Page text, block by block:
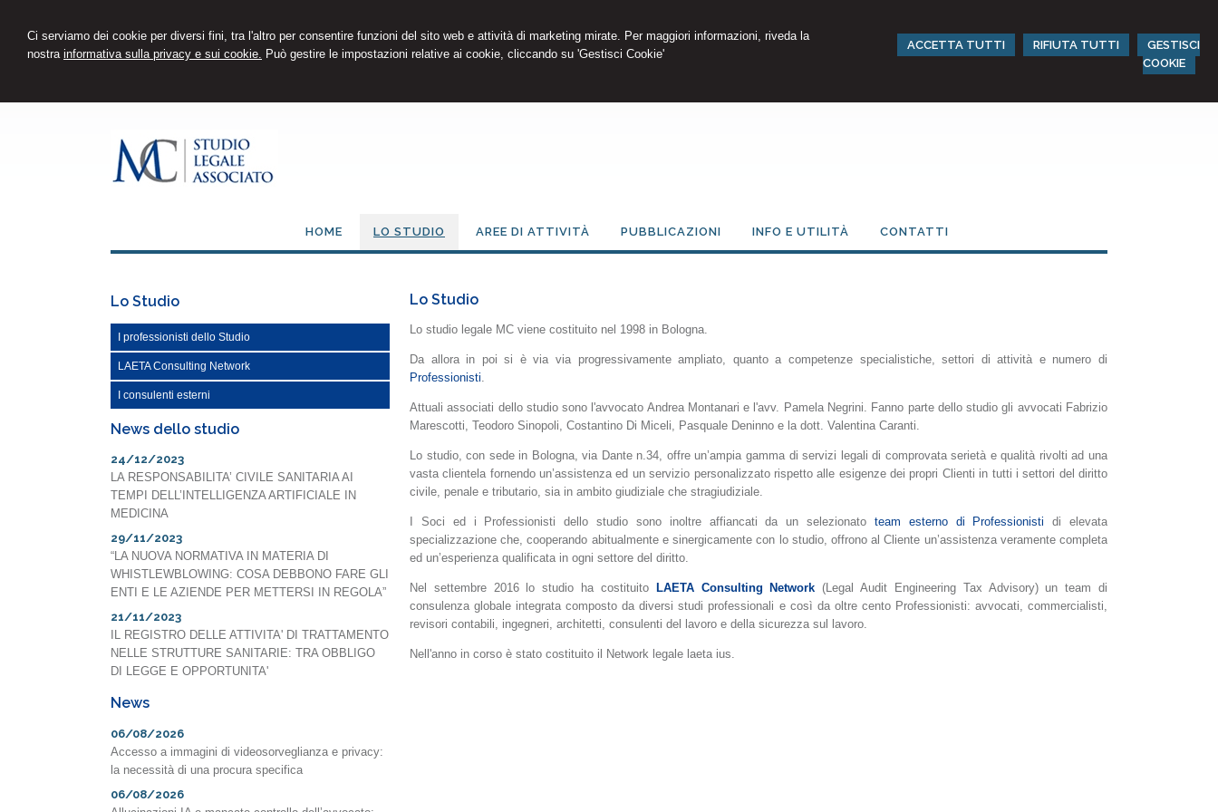
Ci serviamo dei cookie per diversi fini, tra l'altro per consentire funzioni del sito web e attività di marketing mirate. Per maggiori informazioni, riveda la
nostra informativa sulla privacy e sui cookie. Può gestire le impostazioni relative ai cookie, cliccando su 'Gestisci Cookie'
ACCETTA TUTTI RIFIUTA TUTTI
GESTISCI
COOKIE
HOME LO STUDIO AREE DI ATTIVITÀ PUBBLICAZIONI INFO E UTILITÀ CONTATTI
Lo Studio
Lo studio legale MC viene costituito nel 1998 in Bologna.
Da allora in poi si è via via progressivamente ampliato, quanto a competenze specialistiche, settori di attività e numero di
Professionisti
Attuali associati dello studio sono l'avvocato Andrea Montanari e l'avv. Pamela Negrini. Fanno parte dello studio gli avvocati Fabrizio
Marescotti, Teodoro Sinopoli, Costantino Di Miceli, Pasquale Deninno e la dott. Valentina Caranti.
Lo studio, con sede in Bologna, via Dante n.34, offre un’ampia gamma di servizi legali di comprovata serietà e qualità rivolti ad una
vasta clientela fornendo un’assistenza ed un servizio personalizzato rispetto alle esigenze dei propri Clienti in tutti i settori del diritto
civile, penale e tributario, sia in ambito giudiziale che stragiudiziale.
I Soci ed i Professionisti dello studio sono inoltre affiancati da un selezionato team esterno di Professionisti di elevata
specializzazione che, cooperando abitualmente e sinergicamente con lo studio, offrono al Cliente un’assistenza veramente completa
ed un’esperienza qualificata in ogni settore del diritto.
Nel settembre 2016 lo studio ha costituito LAETA Consulting Network (Legal Audit Engineering Tax Advisory) un team di
consulenza globale integrata composto da diversi studi professionali e così da oltre cento Professionisti: avvocati, commercialisti,
revisori contabili, ingegneri, architetti, consulenti del lavoro e della sicurezza sul lavoro.
Nell'anno in corso è stato costituito il Network legale laeta ius.
Lo Studio
I professionisti dello Studio
LAETA Consulting Network
I consulenti esterni
News dello studio
24/12/2023
LA RESPONSABILITA’ CIVILE SANITARIA AI
TEMPI DELL’INTELLIGENZA ARTIFICIALE IN
MEDICINA
29/11/2023
“LA NUOVA NORMATIVA IN MATERIA DI
WHISTLEWBLOWING: COSA DEBBONO FARE GLI
ENTI E LE AZIENDE PER METTERSI IN REGOLA”
21/11/2023
IL REGISTRO DELLE ATTIVITA' DI TRATTAMENTO
NELLE STRUTTURE SANITARIE: TRA OBBLIGO
DI LEGGE E OPPORTUNITA'
News
06/08/2026
Accesso a immagini di videosorveglianza e privacy:
la necessità di una procura specifica
06/08/2026